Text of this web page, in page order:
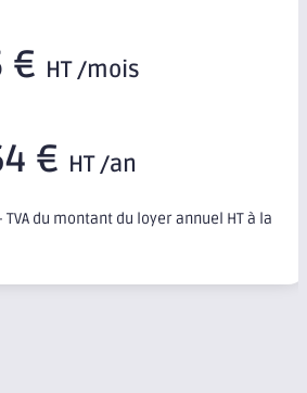
€ HT /mois
€ HT /an
TVA du montant du loyer annuel HT à la